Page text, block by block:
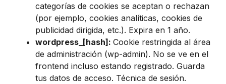
categorías de cookies se aceptan o rechazan
(por ejemplo, cookies analíticas, cookies de
publicidad dirigida, etc.). Expira en 1 año.
wordpress_[hash]: Cookie restringida al área
de administración (wp-admin). No se ve en el
frontend incluso estando registrado. Guarda
tus datos de acceso. Técnica de sesión.